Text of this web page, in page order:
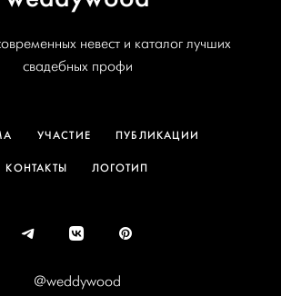
невест и каталог лучших
свадебных профи
УЧАСТИЕ ПУБЛИКАЦИИ
КОНТАКТЫ ЛОГОТИП
@weddywood